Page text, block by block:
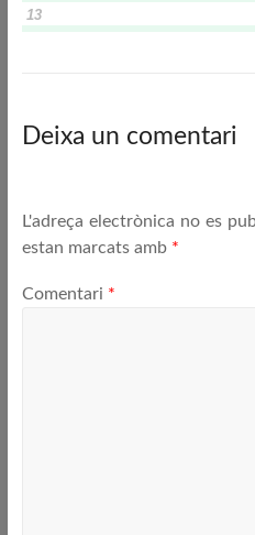
Deixa un comentari
L'adreça electrònica no es
estan marcats amb *
Comentari *